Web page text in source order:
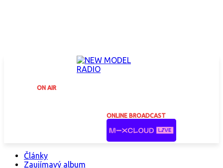
ON AIR
ONLINE BROADCAST
Články
Zaujímavý album